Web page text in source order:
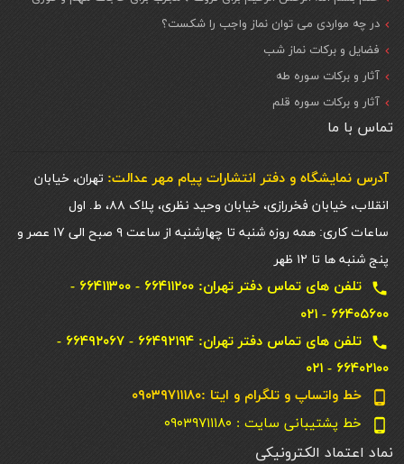
در چه مواردی می توان نماز واجب را شکست؟
فضایل و برکات نماز شب
آثار و برکات سوره طه
آثار و برکات سوره قلم
تماس با ما
آدرس نمایشگاه و دفتر انتشارات پيام مهر عدالت: تهران، خیابان
انقلاب، خیابان فخررازی، خیابان وحید نظری، پلاک ۸۸، ط. اول
ساعات کاری: همه روزه شنبه تا چهارشنبه از ساعت ۹ صبح الی ۱۷ عصر و
پنج شنبه ها تا ۱۲ ظهر
local_phone
تلفن های تماس دفتر تهران: ۶۶۴۱۱۲۰۰ - ۶۶۴۱۱۳۰۰ -
۶۶۴۰۵۶۰۰ - ۰۲۱
local_phone
تلفن های تماس دفتر تهران: ۶۶۴۹۲۱۹۴ - ۶۶۴۹۲۰۶۷ -
۶۶۴۰۲۱۰۰ - ۰۲۱
phone_android خط واتساپ و تلگرام و ایتا :۰۹۰۳۹۷۱۱۱۸۰
phone_android خط پشتیبانی سایت : ۰۹۰۳۹۷۱۱۱۸۰
نماد اعتماد الکترونیکی